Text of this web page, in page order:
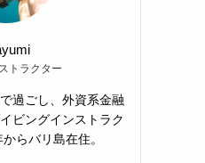
トラクター
過ごし、外資系金融
ビングインストラク
らバリ島在住。